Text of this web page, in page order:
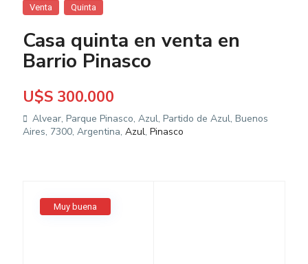
Venta Quinta
Casa quinta en venta en
Barrio Pinasco
U$S 300.000
Alvear, Parque Pinasco, Azul, Partido de Azul, Buenos
Aires, 7300, Argentina,Azul,Pinasco
Muy buena